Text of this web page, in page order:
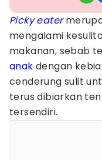
Picky eater
mengalami
makanan, sebab
anak dengan
cenderung sulit
terus dibiarkan
tersendiri.